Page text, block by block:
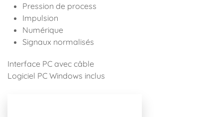
Pression de process
Impulsion
Numérique
Signaux normalisés
Interface PC avec câble
Logiciel PC Windows inclus